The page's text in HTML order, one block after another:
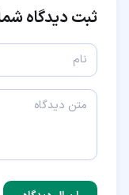
ثبت دیدگاه